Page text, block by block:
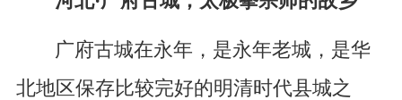
广府古城在永年，是永年老城，是华
北地区保存比较完好的明清时代县城之